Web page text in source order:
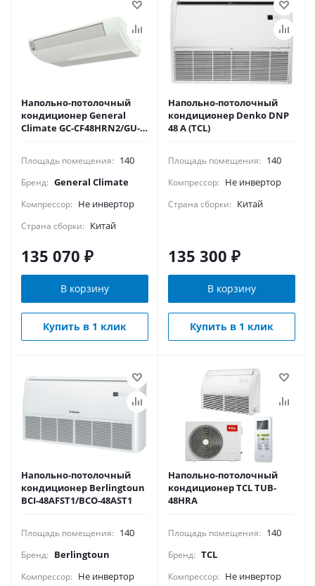
Напольно-потолочный
кондиционер General
Climate GC-CF48HRN2/GU-
Площадь помещения: 140
Бренд: General Climate
Компрессор: Не инвертор
Страна сборки: Китай
135 070 ₽
В корзину
Купить в 1 клик
Напольно-потолочный
кондиционер Denko DNP
48 А (TCL)
Площадь помещения: 140
Компрессор: Не инвертор
Страна сборки: Китай
135 300 ₽
В корзину
Купить в 1 клик
Напольно-потолочный
кондиционер Berlingtoun
BCI-48AFST1/BCO-48AST1
Площадь помещения: 140
Бренд: Berlingtoun
Компрессор: Не инвертор
Напольно-потолочный
кондиционер TCL TUB-
48HRA
Площадь помещения: 140
Бренд: TCL
Компрессор: Не инвертор